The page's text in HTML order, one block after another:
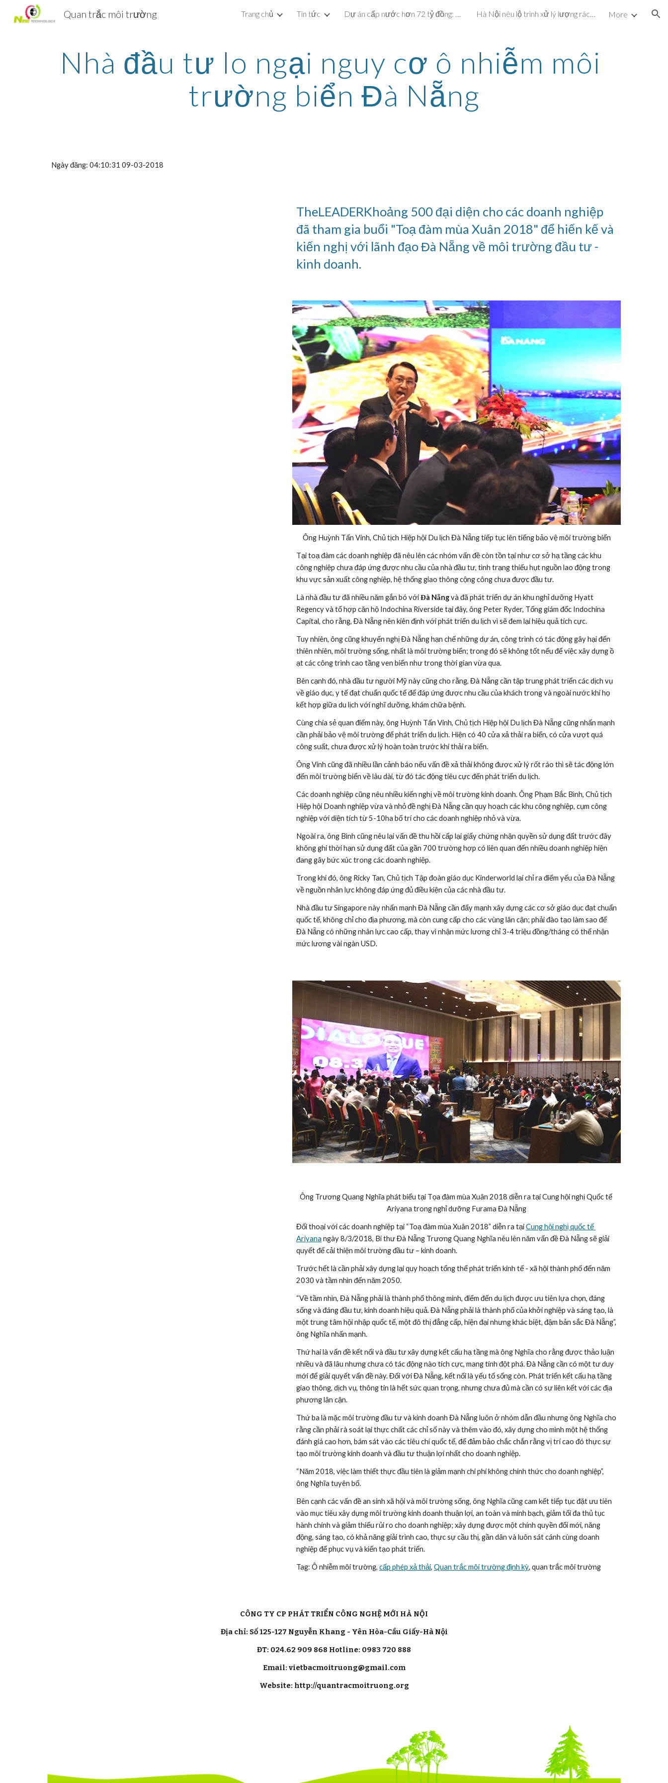
Skip to main content Skip to navigation
Quan trắc môi trường Trang chủ Tin tức Dự án cấp nước hơn 72 tỷ đồng: Vừa vận hành, vừa khắc phục sự cố Hà Nội nêu lộ trình xử lý lượng rác chôn ở bãi Nam Sơn More
Nhà đầu tư lo ngại nguy cơ ô nhiễm môi
trường biển Đà Nẵng
Ngày đăng: 04:10:31 09-03-2018
TheLEADERKhoảng 500 đại diện cho các doanh nghiệp
đã tham gia buổi "Toạ đàm mùa Xuân 2018" để hiến kế và
kiến nghị với lãnh đạo Đà Nẵng về môi trường đầu tư -
kinh doanh.
Ông Huỳnh Tấn Vinh, Chủ tịch Hiệp hội Du lịch Đà Nẵng tiếp tục lên tiếng bảo vệ môi trường biển
Tại toạ đàm các doanh nghiệp đã nêu lên các nhóm vấn đề còn tồn tại như cơ sở hạ tầng các khu
công nghiệp chưa đáp ứng được nhu cầu của nhà đầu tư, tình trạng thiếu hụt nguồn lao động trong
khu vực sản xuất công nghiệp, hệ thống giao thông cộng công chưa được đầu tư.
Là nhà đầu tư đã nhiều năm gắn bó với Đà Nẵng và đã phát triển dự án khu nghỉ dưỡng Hyatt
Regency và tổ hợp căn hộ Indochina Riverside tại đây, ông Peter Ryder, Tổng giám đốc Indochina
Capital, cho rằng, Đà Nẵng nên kiên định với phát triển du lịch vì sẽ đem lại hiệu quả tích cực.
Tuy nhiên, ông cũng khuyến nghị Đà Nẵng hạn chế những dự án, công trình có tác động gây hại đến
thiên nhiên, môi trường sống, nhất là môi trường biển; trong đó sẽ không tốt nếu để việc xây dựng ồ
ạt các công trình cao tầng ven biển như trong thời gian vừa qua.
Bên cạnh đó, nhà đầu tư người Mỹ này cũng cho rằng, Đà Nẵng cần tập trung phát triển các dịch vụ
về giáo dục, y tế đạt chuẩn quốc tế để đáp ứng được nhu cầu của khách trong và ngoài nước khi họ
kết hợp giữa du lịch với nghĩ dưỡng, khám chữa bệnh.
Cùng chia sẻ quan điểm này, ông Huỳnh Tấn Vinh, Chủ tịch Hiệp hội Du lịch Đà Nẵng cũng nhấn mạnh
cần phải bảo vệ môi trường để phát triển du lịch. Hiện có 40 cửa xả thải ra biển, có cửa vượt quá
công suất, chưa được xử lý hoàn toàn trước khi thải ra biển.
Ông Vinh cũng đã nhiều lần cảnh báo nếu vấn đề xả thải không được xử lý rốt ráo thì sẽ tác động lớn
đến môi trường biển về lâu dài, từ đó tác động tiêu cực đến phát triển du lịch.
Các doanh nghiệp cũng nêu nhiều kiến nghị về môi trường kinh doanh. Ông Phạm Bắc Bình, Chủ tịch
Hiệp hội Doanh nghiệp vừa và nhỏ đề nghị Đà Nẵng cần quy hoạch các khu công nghiệp, cụm công
nghiệp với diện tích từ 5-10ha bố trí cho các doanh nghiệp nhỏ và vừa.
Ngoài ra, ông Bình cũng nêu lại vấn đề thu hồi cấp lại giấy chứng nhận quyền sử dụng đất trước đây
không ghi thời hạn sử dụng đất của gần 700 trường hợp có liên quan đến nhiều doanh nghiệp hiện
đang gây bức xúc trong các doanh nghiệp.
Trong khi đó, ông Ricky Tan, Chủ tịch Tập đoàn giáo dục Kinderworld lại chỉ ra điểm yếu của Đà Nẵng
về nguồn nhân lực không đáp ứng đủ điều kiện của các nhà đầu tư.
Nhà đầu tư Singapore này nhấn mạnh Đà Nẵng cần đẩy mạnh xây dựng các cơ sở giáo dục đạt chuẩn
quốc tế, không chỉ cho địa phương, mà còn cung cấp cho các vùng lân cận; phải đào tạo làm sao để
Đà Nẵng có những nhân lực cao cấp, thay vì nhận mức lương chỉ 3-4 triệu đồng/tháng có thể nhận
mức lương vài ngàn USD.
Ông Trương Quang Nghĩa phát biểu tại Tọa đàm mùa Xuân 2018 diễn ra tại Cung hội nghị Quốc tế
Ariyana trong nghỉ dưỡng Furama Đà Nẵng
Đối thoại với các doanh nghiệp tại “Toạ đàm mùa Xuân 2018” diễn ra tại Cung hội nghị quốc tế
Ariyana ngày 8/3/2018, Bí thư Đà Nẵng Trương Quang Nghĩa nêu lên năm vấn đề Đà Nẵng sẽ giải
quyết để cải thiện môi trường đầu tư – kinh doanh.
Trước hết là cần phải xây dựng lại quy hoạch tổng thể phát triển kinh tế - xã hội thành phố đến năm
2030 và tầm nhìn đến năm 2050.
“Về tầm nhìn, Đà Nẵng phải là thành phố thông minh, điểm đến du lịch được ưu tiên lựa chọn, đáng
sống và đáng đầu tư, kinh doanh hiệu quả. Đà Nẵng phải là thành phố của khởi nghiệp và sáng tạo, là
một trung tâm hội nhập quốc tế, một đô thị đẳng cấp, hiện đại nhưng khác biệt, đậm bản sắc Đà Nẵng”,
ông Nghĩa nhấn mạnh.
Thứ hai là vấn đề kết nối và đầu tư xây dựng kết cấu hạ tầng mà ông Nghĩa cho rằng được thảo luận
nhiều và đã lâu nhưng chưa có tác động nào tích cực, mang tính đột phá. Đà Nẵng cần có một tư duy
mới để giải quyết vấn đề này. Đối với Đà Nẵng, kết nối là yếu tố sống còn. Phát triển kết cấu hạ tầng
giao thông, dịch vụ, thông tin là hết sức quan trọng, nhưng chưa đủ mà cần có sự liên kết với các địa
phương lân cận.
Thứ ba là mặc môi trường đầu tư và kinh doanh Đà Nẵng luôn ở nhóm dẫn đầu nhưng ông Nghĩa cho
rằng cần phải rà soát lại thực chất các chỉ số này và thêm vào đó, xây dựng cho mình một hệ thống
đánh giá cao hơn, bám sát vào các tiêu chí quốc tế, để đảm bảo chắc chắn rằng vị trí cao đó thực sự
tạo môi trường kinh doanh và đầu tư thuận lợi nhất cho doanh nghiệp.
“Năm 2018, việc làm thiết thực đầu tiên là giảm mạnh chi phí không chính thức cho doanh nghiệp”,
ông Nghĩa tuyên bố.
Bên cạnh các vấn đề an sinh xã hội và môi trường sống, ông Nghĩa cũng cam kết tiếp tục đặt ưu tiên
vào mục tiêu xây dựng môi trường kinh doanh thuận lợi, an toàn và minh bạch, giảm tối đa thủ tục
hành chính và giảm thiểu rủi ro cho doanh nghiệp; xây dựng được một chính quyền đổi mới, năng
động, sáng tạo, có khả năng giải trình cao, thực sự cầu thị, gần dân và luôn sát cánh cùng doanh
nghiệp để phục vụ và kiến tạo phát triển.
Tag: Ô nhiễm môi trường, cấp phép xả thải, Quan trắc môi trường định kỳ, quan trắc môi trường
CÔNG TY CP PHÁT TRIỂN CÔNG NGHỆ MỚI HÀ NỘI
Địa chỉ: Số 125-127 Nguyễn Khang - Yên Hòa-Cầu Giấy-Hà Nội
ĐT: 024.62 909 868 Hotline: 0983 720 888
Email: vietbacmoitruong@gmail.com
Website: http://quantracmoitruong.org